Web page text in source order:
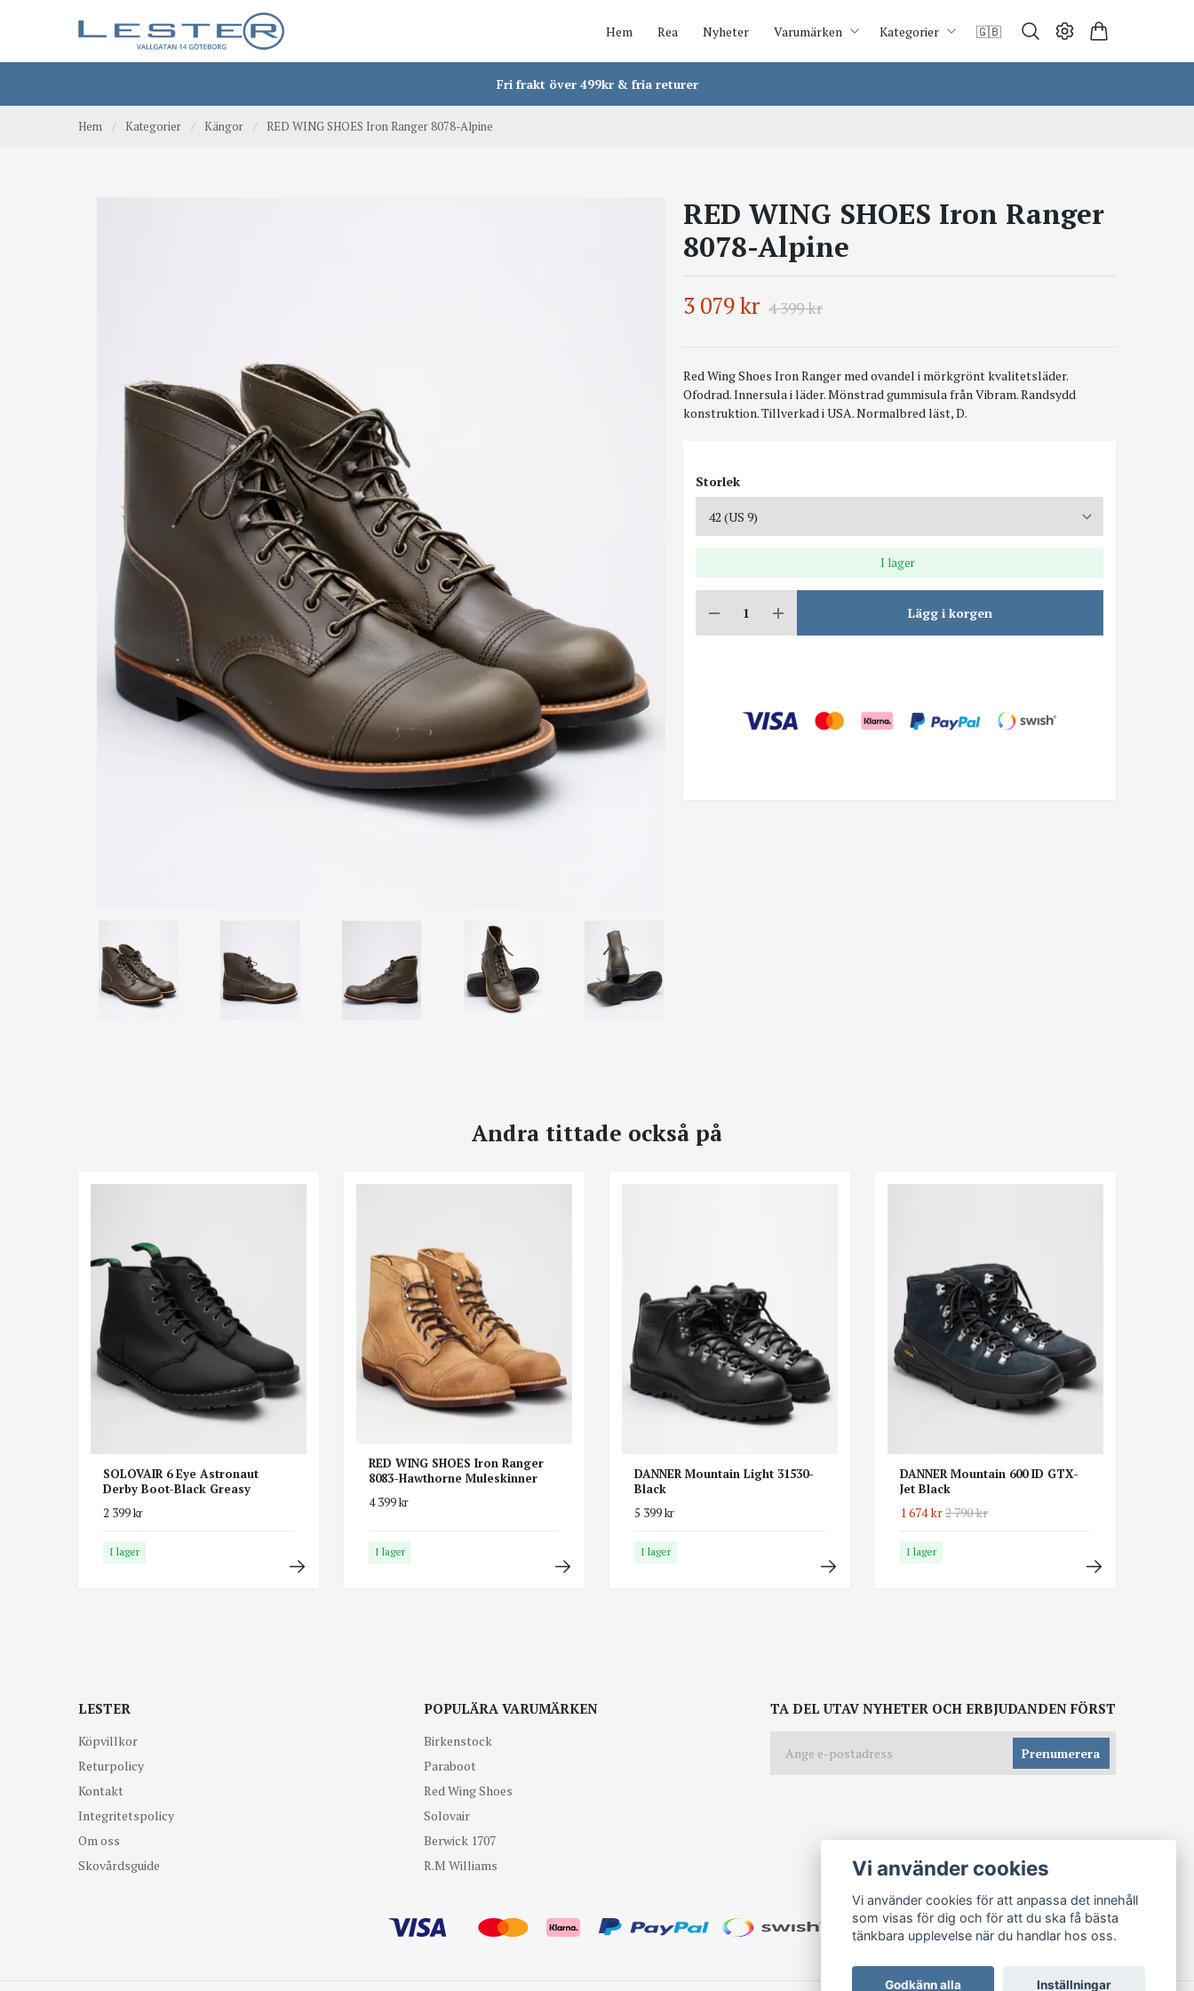
Hem Rea Nyheter Varumärken Kategorier 🇬🇧
Fri frakt över 499kr & fria returer
Hem / Kategorier / Kängor / RED WING SHOES Iron Ranger 8078-Alpine
RED WING SHOES Iron Ranger
8078-Alpine
3 079 kr 4 399 kr
Red Wing Shoes Iron Ranger med ovandel i mörkgrönt kvalitetsläder.
Ofodrad. Innersula i läder. Mönstrad gummisula från Vibram. Randsydd
konstruktion. Tillverkad i USA. Normalbred läst, D.
Storlek
I lager
Lägg i korgen
Andra tittade också på
SOLOVAIR 6 Eye Astronaut
Derby Boot-Black Greasy
2 399 kr
I lager
RED WING SHOES Iron Ranger
8083-Hawthorne Muleskinner
4 399 kr
I lager
DANNER Mountain Light 31530-
Black
5 399 kr
I lager
DANNER Mountain 600 ID GTX-
Jet Black
1 674 kr2 790 kr
I lager
LESTER
Köpvillkor
Returpolicy
Kontakt
Integritetspolicy
Om oss
Skovårdsguide
POPULÄRA VARUMÄRKEN
Birkenstock
Paraboot
Red Wing Shoes
Solovair
Berwick 1707
R.M Williams
TA DEL UTAV NYHETER OCH ERBJUDANDEN FÖRST
Prenumerera
Vi använder cookies
Vi använder cookies för att anpassa det innehåll
som visas för dig och för att du ska få bästa
tänkbara upplevelse när du handlar hos oss.
Godkänn alla Inställningar